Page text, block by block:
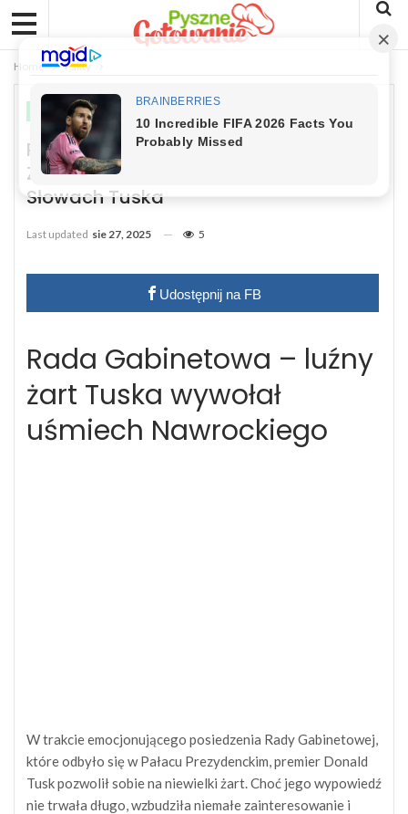
Home Fakty
Rada Gabinetowa. Nawrocki Od Razu
Zareagował Śmiechem Po Tych
Słowach Tuska
Last updated sie 27, 2025 5
Udostępnij na FB
Rada Gabinetowa – luźny
żart Tuska wywołał
uśmiech Nawrockiego
W trakcie emocjonującego posiedzenia Rady Gabinetowej,
które odbyło się w Pałacu Prezydenckim, premier Donald
Tusk pozwolił sobie na niewielki żart. Choć jego wypowiedź
nie trwała długo, wzbudziła niemałe zainteresowanie i